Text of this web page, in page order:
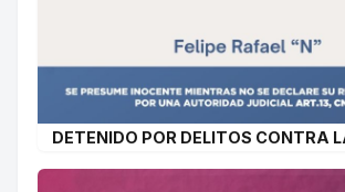
DETENIDO POR DELITOS CONTRA